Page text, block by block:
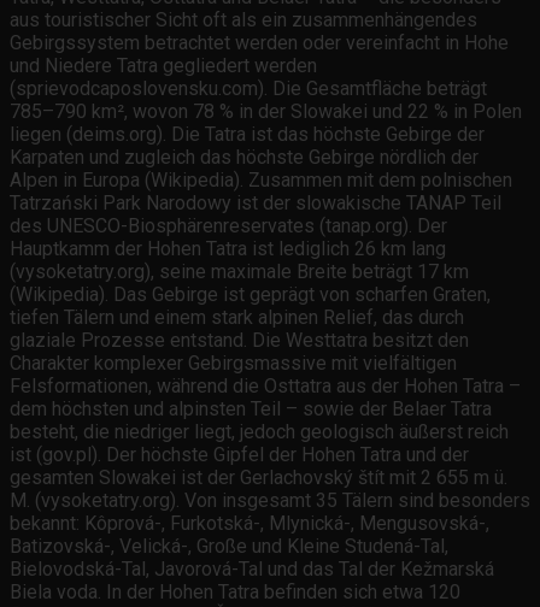
aus touristischer Sicht oft als ein zusammenhängendes
Gebirgssystem betrachtet werden oder vereinfacht in Hohe
und Niedere Tatra gegliedert werden
(sprievodcaposlovensku.com). Die Gesamtfläche beträgt
785–790 km², wovon 78 % in der Slowakei und 22 % in Polen
liegen (deims.org). Die Tatra ist das höchste Gebirge der
Karpaten und zugleich das höchste Gebirge nördlich der
Alpen in Europa (Wikipedia). Zusammen mit dem polnischen
Tatrzański Park Narodowy ist der slowakische TANAP Teil
des UNESCO-Biosphärenreservates (tanap.org). Der
Hauptkamm der Hohen Tatra ist lediglich 26 km lang
(vysoketatry.org), seine maximale Breite beträgt 17 km
(Wikipedia). Das Gebirge ist geprägt von scharfen Graten,
tiefen Tälern und einem stark alpinen Relief, das durch
glaziale Prozesse entstand. Die Westtatra besitzt den
Charakter komplexer Gebirgsmassive mit vielfältigen
Felsformationen, während die Osttatra aus der Hohen Tatra –
dem höchsten und alpinsten Teil – sowie der Belaer Tatra
besteht, die niedriger liegt, jedoch geologisch äußerst reich
ist (gov.pl). Der höchste Gipfel der Hohen Tatra und der
gesamten Slowakei ist der Gerlachovský štít mit 2 655 m ü.
M. (vysoketatry.org). Von insgesamt 35 Tälern sind besonders
bekannt: Kôprová-, Furkotská-, Mlynická-, Mengusovská-,
Batizovská-, Velická-, Große und Kleine Studená-Tal,
Bielovodská-Tal, Javorová-Tal und das Tal der Kežmarská
Biela voda. In der Hohen Tatra befinden sich etwa 120